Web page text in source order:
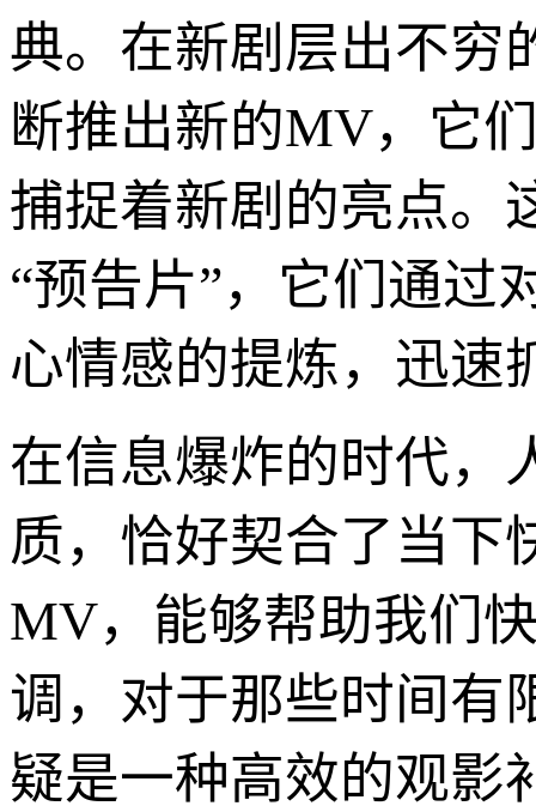
典。在新剧层出不穷
断推出新的MV，它
捕捉着新剧的亮点。
“预告片”，它们通过
心情感的提炼，迅速
在信息爆炸的时代，
质，恰好契合了当下
MV，能够帮助我们
调，对于那些时间有
疑是一种高效的观影